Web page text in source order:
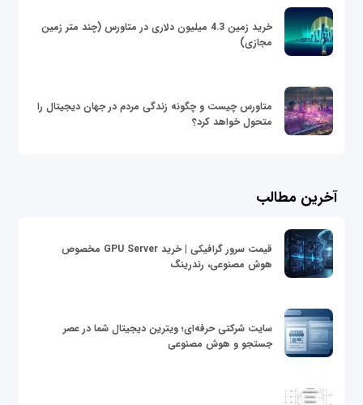
خرید زمین 4.3 میلیون دلاری در متاورس (چند متر زمین
مجازی)
متاورس چیست و چگونه زندگی مردم در جهان دیجیتال را
متحول خواهد کرد؟
آخرین مطالب
قیمت سرور گرافیکی | خرید GPU Server مخصوص
هوش مصنوعی، رندرینگ
سایت شرکتی حرفه‌ای؛ ویترین دیجیتال شما در عصر
جستجو و هوش مصنوعی